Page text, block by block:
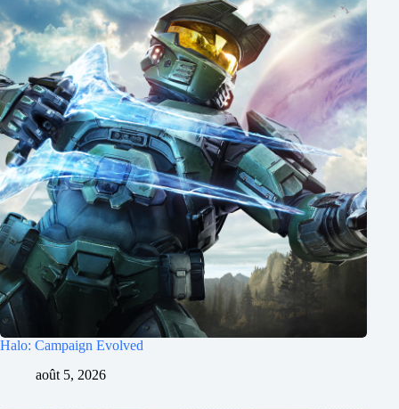
Halo: Campaign Evolved
août 5, 2026